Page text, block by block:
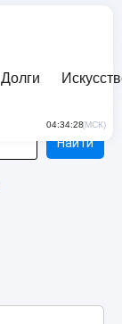
Долги
04:34:28(МСК)
Найти